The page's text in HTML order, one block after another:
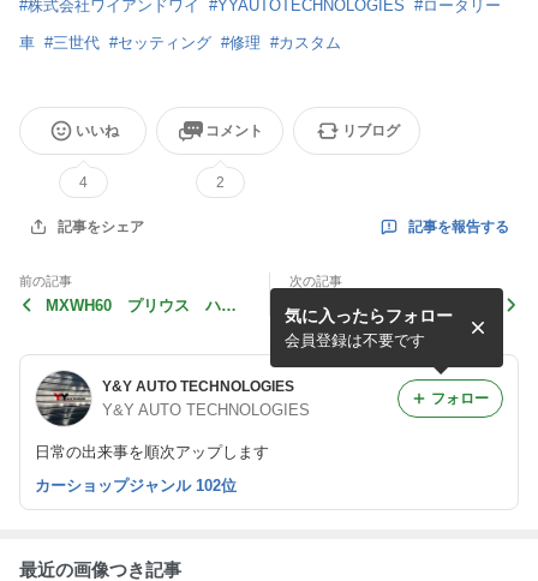
#株式会社ワイアンドワイ #YYAUTOTECHNOLOGIES #ロータリー
車 #三世代 #セッティング #修理 #カスタム
いいね
4
コメント
2
リブログ
記事をシェア 記事を報告する
前の記事
MXWH60 プリウス ハザ
次の記事
エンジンの掛からないAE86
Y&Y AUTO TECHNOLOGIES
Y&Y AUTO TECHNOLOGIES
日常の出来事を順次アップします
気に入ったらフォロー
会員登録は不要です
フォロー
カーショップジャンル 102位
最近の画像つき記事